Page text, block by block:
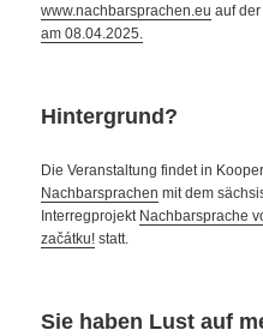
www.nachbarsprachen.eu auf
am 08.04.2025.
Hintergrund?
Die Veranstaltung findet in
Nachbarsprachen mit dem
Interregprojekt Nachbarsprache
začátku! statt.
Sie haben Lust auf